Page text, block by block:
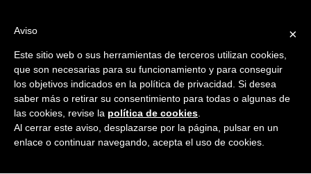
contenido
Ir a...
×
Aviso
Este sitio web o sus herramientas de terceros utilizan cookies,
que son necesarias para su funcionamiento y para conseguir
los objetivos indicados en la política de privacidad. Si desea
saber más o retirar su consentimiento para todas o algunas de
las cookies, revise la política de cookies
Al cerrar este aviso, desplazarse por la página, pulsar en un
enlace o continuar navegando, acepta el uso de cookies.